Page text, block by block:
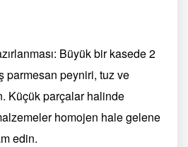
Büyük bir kasede 2
parmesan peyniri, tuz ve
Küçük parçalar halinde
homojen hale gelene
edin.